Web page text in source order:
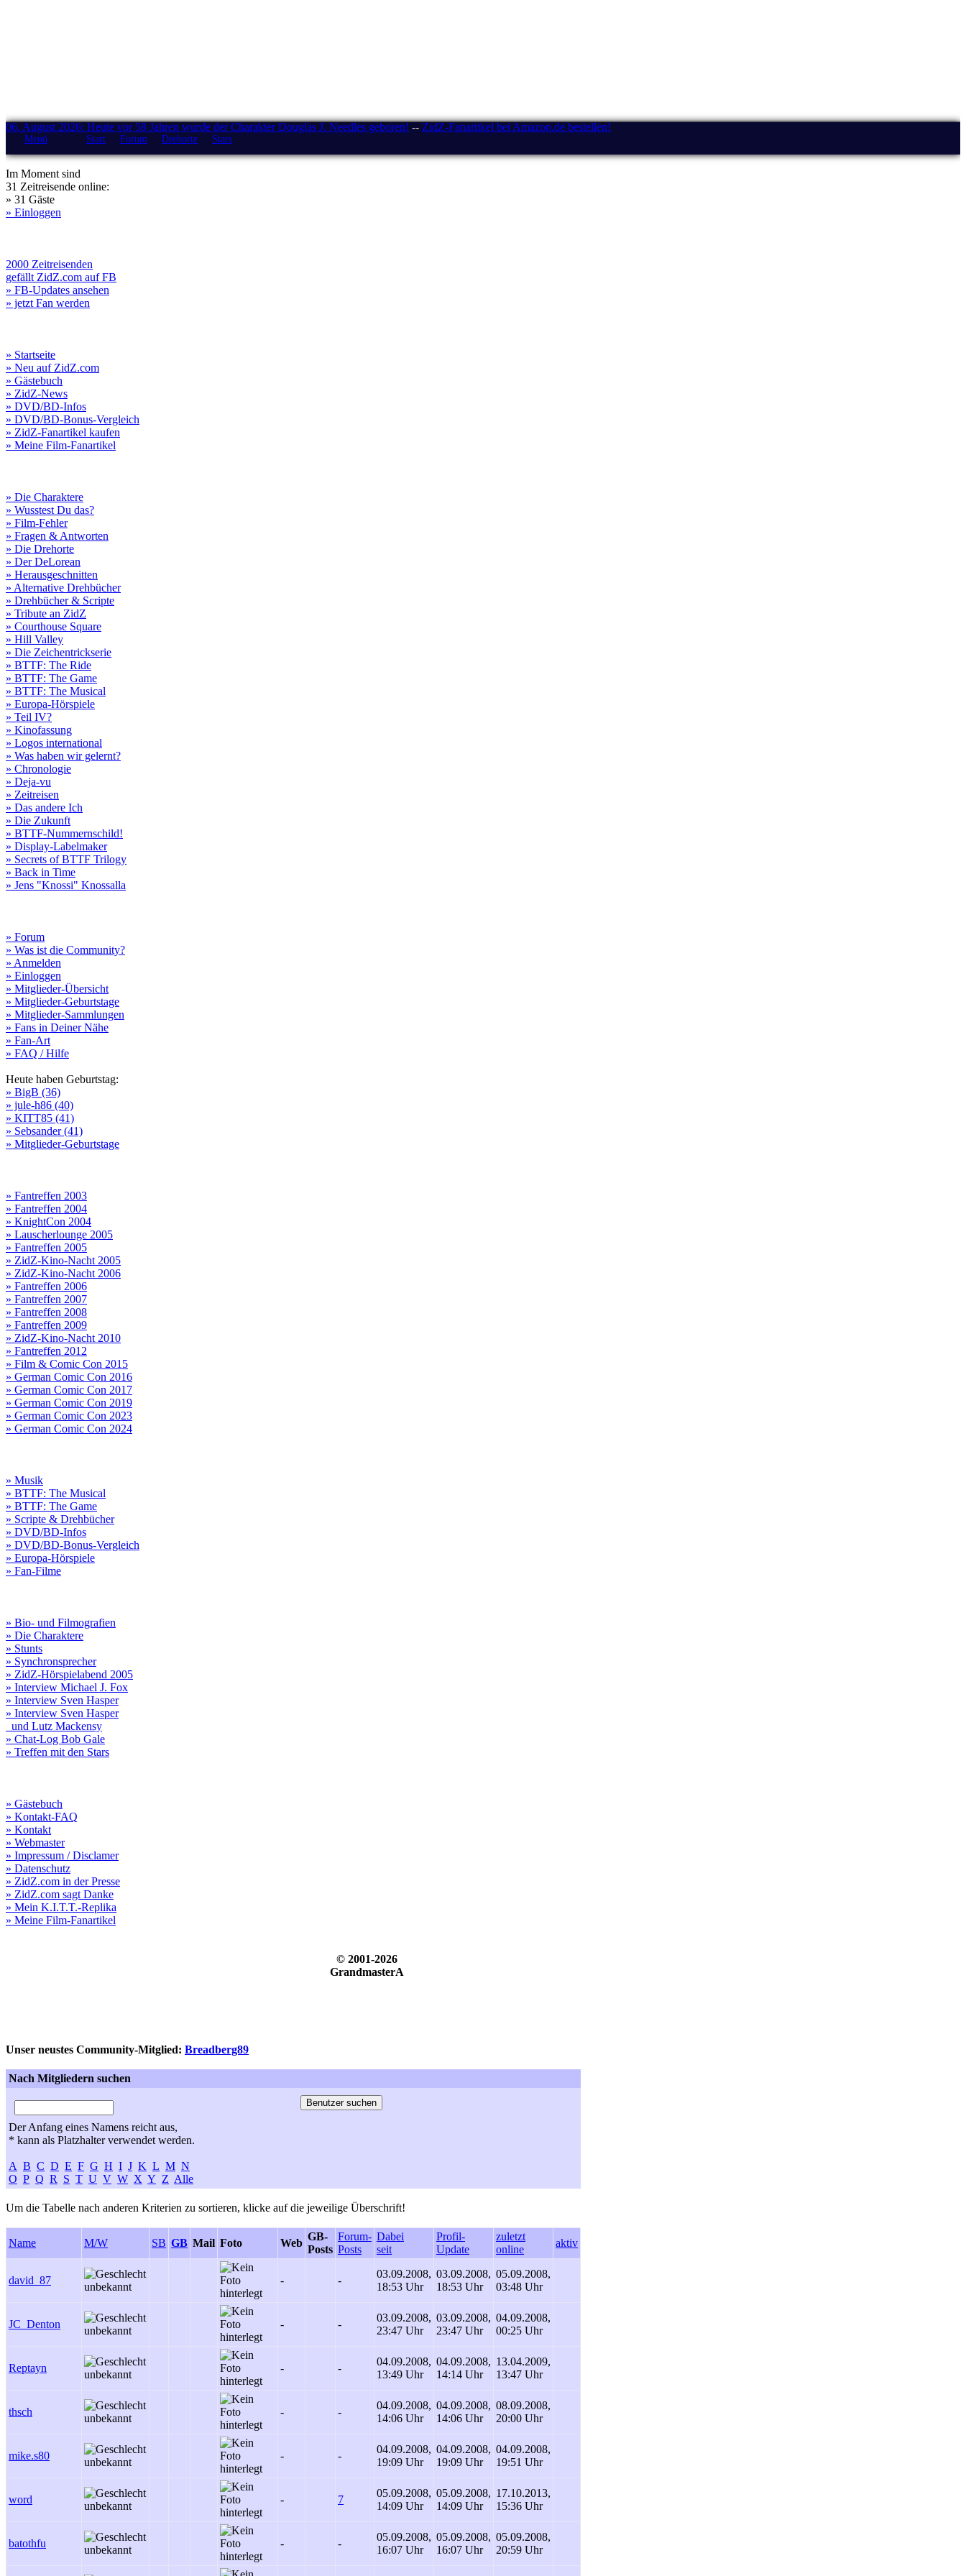
06. August 2026: Heute vor 58 Jahren wurde der Charakter Douglas J. Needles geboren! -- ZidZ-Fanartikel bei Amazon.de bestellen!
Menü Start Forum Drehorte Stars
Im Moment sind
31 Zeitreisende online:
» 31 Gäste
» Einloggen
2000 Zeitreisenden
gefällt ZidZ.com auf FB
» FB-Updates ansehen
» jetzt Fan werden
» Startseite
» Neu auf ZidZ.com
» Gästebuch
» ZidZ-News
» DVD/BD-Infos
» DVD/BD-Bonus-Vergleich
» ZidZ-Fanartikel kaufen
» Meine Film-Fanartikel
» Die Charaktere
» Wusstest Du das?
» Film-Fehler
» Fragen & Antworten
» Die Drehorte
» Der DeLorean
» Herausgeschnitten
» Alternative Drehbücher
» Drehbücher & Scripte
» Tribute an ZidZ
» Courthouse Square
» Hill Valley
» Die Zeichentrickserie
» BTTF: The Ride
» BTTF: The Game
» BTTF: The Musical
» Europa-Hörspiele
» Teil IV?
» Kinofassung
» Logos international
» Was haben wir gelernt?
» Chronologie
» Deja-vu
» Zeitreisen
» Das andere Ich
» Die Zukunft
» BTTF-Nummernschild!
» Display-Labelmaker
» Secrets of BTTF Trilogy
» Back in Time
» Jens "Knossi" Knossalla
» Forum
» Was ist die Community?
» Anmelden
» Einloggen
» Mitglieder-Übersicht
» Mitglieder-Geburtstage
» Mitglieder-Sammlungen
» Fans in Deiner Nähe
» Fan-Art
» FAQ / Hilfe
Heute haben Geburtstag:
» BigB (36)
» jule-h86 (40)
» KITT85 (41)
» Sebsander (41)
» Mitglieder-Geburtstage
» Fantreffen 2003
» Fantreffen 2004
» KnightCon 2004
» Lauscherlounge 2005
» Fantreffen 2005
» ZidZ-Kino-Nacht 2005
» ZidZ-Kino-Nacht 2006
» Fantreffen 2006
» Fantreffen 2007
» Fantreffen 2008
» Fantreffen 2009
» ZidZ-Kino-Nacht 2010
» Fantreffen 2012
» Film & Comic Con 2015
» German Comic Con 2016
» German Comic Con 2017
» German Comic Con 2019
» German Comic Con 2023
» German Comic Con 2024
» Musik
» BTTF: The Musical
» BTTF: The Game
» Scripte & Drehbücher
» DVD/BD-Infos
» DVD/BD-Bonus-Vergleich
» Europa-Hörspiele
» Fan-Filme
» Bio- und Filmografien
» Die Charaktere
» Stunts
» Synchronsprecher
» ZidZ-Hörspielabend 2005
» Interview Michael J. Fox
» Interview Sven Hasper
» Interview Sven Hasper
und Lutz Mackensy
» Chat-Log Bob Gale
» Treffen mit den Stars
» Gästebuch
» Kontakt-FAQ
» Kontakt
» Webmaster
» Impressum / Disclamer
» Datenschutz
» ZidZ.com in der Presse
» ZidZ.com sagt Danke
» Mein K.I.T.T.-Replika
» Meine Film-Fanartikel
© 2001-2026
GrandmasterA
Unser neustes Community-Mitglied: Breadberg89
Nach Mitgliedern suchen
Der Anfang eines Namens reicht aus,
* kann als Platzhalter verwendet werden.
A B C D E F G H I J K L M N
O P Q R S T U V W X Y Z Alle
Um die Tabelle nach anderen Kriterien zu sortieren, klicke auf die jeweilige Überschrift!
Name M/W SB GB Mail Foto Web
GB-
Posts
Forum-
Posts
Dabei
seit
Profil-
Update
zuletzt
online
aktiv
david_87 - -
03.09.2008,
18:53 Uhr
03.09.2008,
18:53 Uhr
05.09.2008,
03:48 Uhr
JC_Denton - -
03.09.2008,
23:47 Uhr
03.09.2008,
23:47 Uhr
04.09.2008,
00:25 Uhr
Reptayn - -
04.09.2008,
13:49 Uhr
04.09.2008,
14:14 Uhr
13.04.2009,
13:47 Uhr
thsch - -
04.09.2008,
14:06 Uhr
04.09.2008,
14:06 Uhr
08.09.2008,
20:00 Uhr
mike.s80 - -
04.09.2008,
19:09 Uhr
04.09.2008,
19:09 Uhr
04.09.2008,
19:51 Uhr
word - 7
05.09.2008,
14:09 Uhr
05.09.2008,
14:09 Uhr
17.10.2013,
15:36 Uhr
batothfu - -
05.09.2008,
16:07 Uhr
05.09.2008,
16:07 Uhr
05.09.2008,
20:59 Uhr